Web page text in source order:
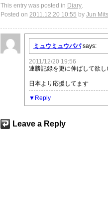
This entry was posted in Diary
Posted on 2011.12.20 10:55 by Jun
ミュウミュウパパ says:
2011/12/20 19:56
連勝記録を更に伸ばして欲し
日本より応援してます
Reply
Leave a Reply